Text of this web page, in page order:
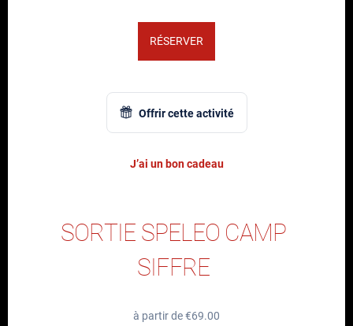
Offrir cette activité
RÉSERVER
J’ai un bon cadeau
SORTIE SPELEO CAMP
SIFFRE
à partir de €69.00